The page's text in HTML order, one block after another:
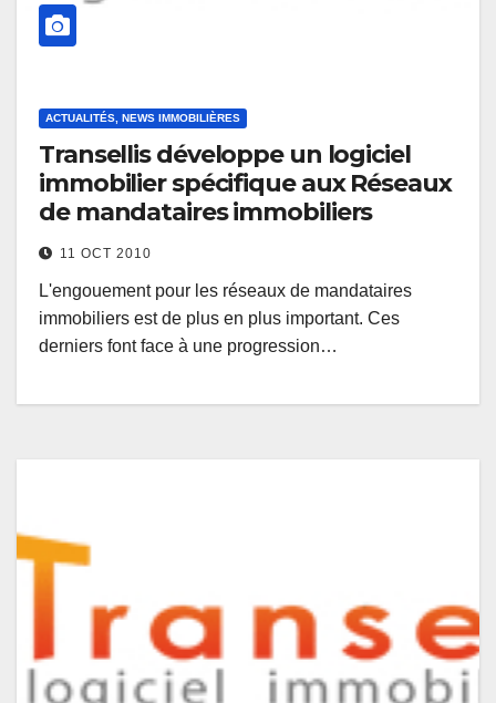
ACTUALITÉS, NEWS IMMOBILIÈRES
Transellis développe un logiciel
immobilier spécifique aux Réseaux
de mandataires immobiliers
11 OCT 2010
L'engouement pour les réseaux de mandataires
immobiliers est de plus en plus important. Ces
derniers font face à une progression…